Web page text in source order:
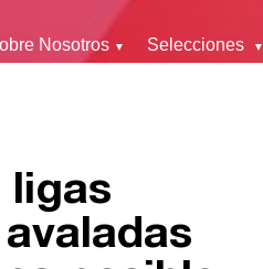
Nosotros ▼ Selecciones ▼
ligas